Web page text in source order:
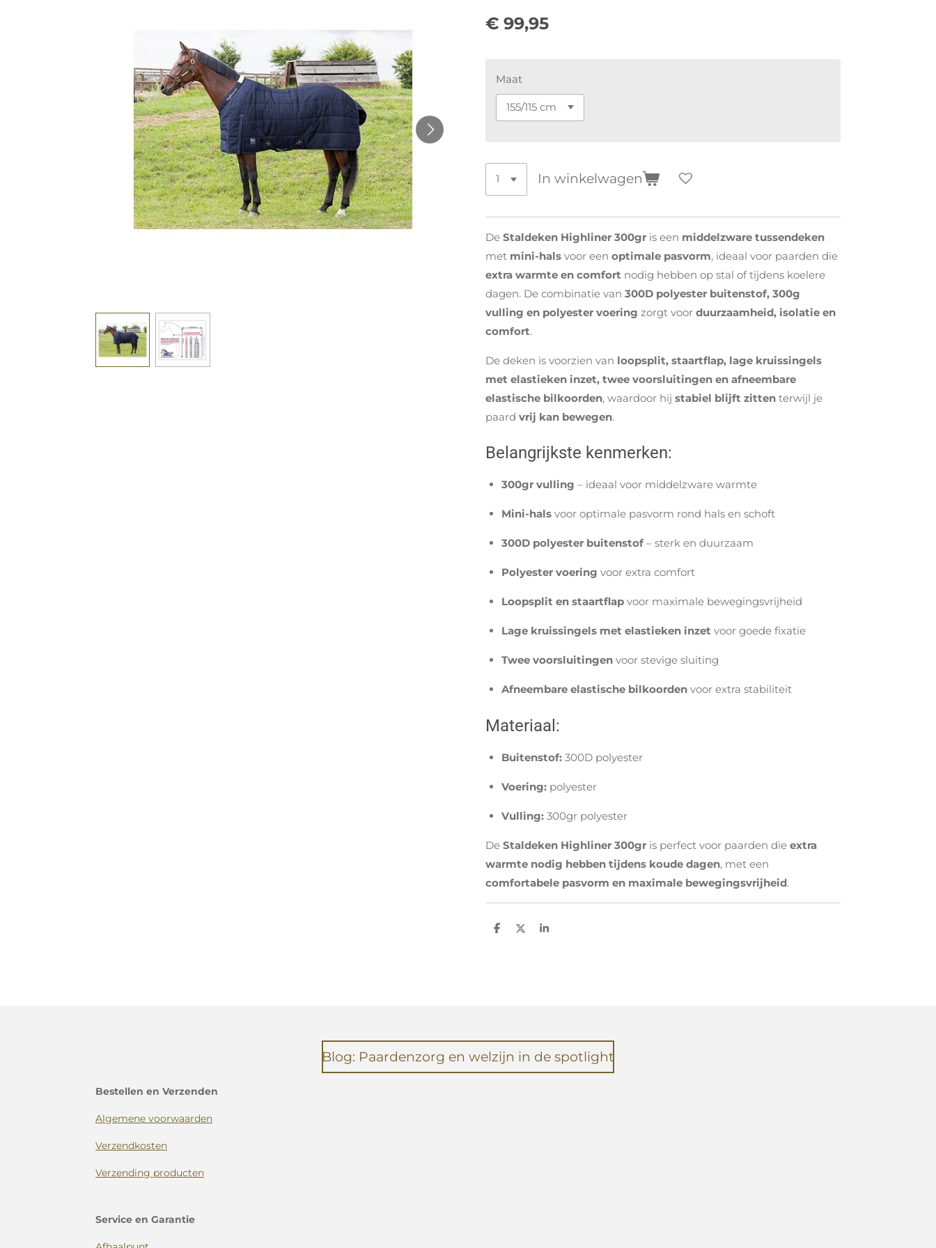
€ 99,95
Maat
In winkelwagen
De Staldeken Highliner 300gr is een middelzware tussendeken
met mini-hals voor een optimale pasvorm, ideaal voor paarden die
extra warmte en comfort nodig hebben op stal of tijdens koelere
dagen. De combinatie van 300D polyester buitenstof, 300g
vulling en polyester voering zorgt voor duurzaamheid, isolatie en
comfort.
De deken is voorzien van loopsplit, staartflap, lage kruissingels
met elastieken inzet, twee voorsluitingen en afneembare
elastische bilkoorden, waardoor hij stabiel blijft zitten terwijl je
paard vrij kan bewegen.
Belangrijkste kenmerken:
300gr vulling – ideaal voor middelzware warmte
Mini-halsvoor optimale pasvorm rond hals en schoft
300D polyester buitenstof– sterk en duurzaam
Polyester voering voor extra comfort
Loopsplit en staartflapvoor maximale bewegingsvrijheid
Lage kruissingels met elastieken inzet voor goede fixatie
Twee voorsluitingenvoor stevige sluiting
Afneembare elastische bilkoordenvoor extra stabiliteit
Materiaal:
Buitenstof:300D polyester
Voering:polyester
Vulling:300gr polyester
De Staldeken Highliner 300gr is perfect voor paarden die extra
warmte nodig hebben tijdens koude dagen, met een
comfortabele pasvorm en maximale bewegingsvrijheid.
D
D
S
Blog: Paardenzorg en welzijn in de spotlight
Bestellen en Verzenden
Algemene voorwaarden
Verzendkosten
Verzending producten
Service en Garantie